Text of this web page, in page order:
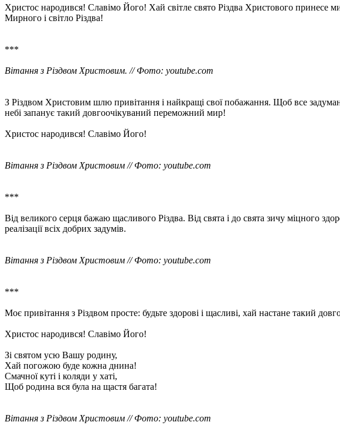
Христос народився! Славімо Його! Хай світле свято Різдва Христового принесе
Мирного і світло Різдва!
***
Вітання з Різдвом Христовим. // Фото: youtube.com
З Різдвом Христовим шлю привітання і найкращі свої побажання. Щоб все
небі запанує такий довгоочікуваний переможний мир!
Христос народився! Славімо Його!
Вітання з Різдвом Христовим // Фото: youtube.com
***
Від великого серця бажаю щасливого Різдва. Від свята і до свята зичу міцного
реалізації всіх добрих задумів.
Вітання з Різдвом Христовим // Фото: youtube.com
***
Моє привітання з Різдвом просте: будьте здорові і щасливі, хай настане такий
Христос народився! Славімо Його!
Зі святом усю Вашу родину,
Хай погожою буде кожна днина!
Смачної куті і коляди у хаті,
Щоб родина вся була на щастя багата!
Вітання з Різдвом Христовим // Фото: youtube.com